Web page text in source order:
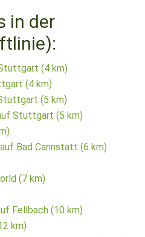
in der
(4 km)
(4 km)
(5 km)
Stuttgart (5 km)
Bad Cannstatt (6 km)
(7 km)
Fellbach (10 km)
km)